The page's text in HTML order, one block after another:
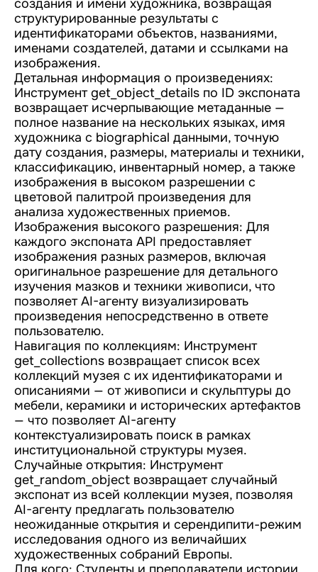
создания и имени художника, возвращая
структурированные результаты с
идентификаторами объектов, названиями,
именами создателей, датами и ссылками на
изображения.
Детальная информация о произведениях:
Инструмент get_object_details по ID экспоната
возвращает исчерпывающие метаданные —
полное название на нескольких языках, имя
художника с biographical данными, точную
дату создания, размеры, материалы и техники,
классификацию, инвентарный номер, а также
изображения в высоком разрешении с
цветовой палитрой произведения для
анализа художественных приемов.
Изображения высокого разрешения: Для
каждого экспоната API предоставляет
изображения разных размеров, включая
оригинальное разрешение для детального
изучения мазков и техники живописи, что
позволяет AI-агенту визуализировать
произведения непосредственно в ответе
пользователю.
Навигация по коллекциям: Инструмент
get_collections возвращает список всех
коллекций музея с их идентификаторами и
описаниями — от живописи и скульптуры до
мебели, керамики и исторических артефактов
— что позволяет AI-агенту
контекстуализировать поиск в рамках
институциональной структуры музея.
Случайные открытия: Инструмент
get_random_object возвращает случайный
экспонат из всей коллекции музея, позволяя
AI-агенту предлагать пользователю
неожиданные открытия и серендипити-режим
исследования одного из величайших
художественных собраний Европы.